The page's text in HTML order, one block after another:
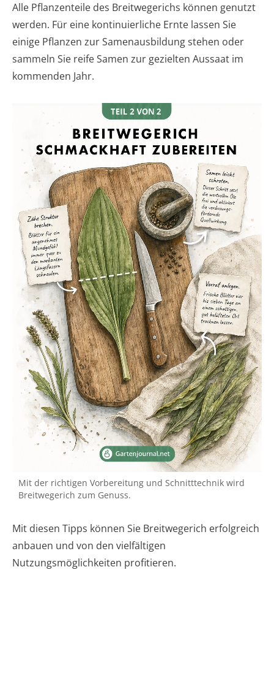
Alle Pflanzenteile des Breitwegerichs können genutzt
werden. Für eine kontinuierliche Ernte lassen Sie
einige Pflanzen zur Samenausbildung stehen oder
sammeln Sie reife Samen zur gezielten Aussaat im
kommenden Jahr.
Mit der richtigen Vorbereitung und Schnitttechnik wird
Breitwegerich zum Genuss.
Mit diesen Tipps können Sie Breitwegerich erfolgreich
anbauen und von den vielfältigen
Nutzungsmöglichkeiten profitieren.